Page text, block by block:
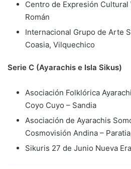
Centro de Expresión Cultural
Román
Internacional Grupo de Arte
Coasia, Vilquechico
Serie C (Ayarachis e Isla Sikus)
Asociación Folklórica
Coyo Cuyo – Sandia
Asociación de Ayarachis
Cosmovisión Andina –
Sikuris 27 de Junio Nueva